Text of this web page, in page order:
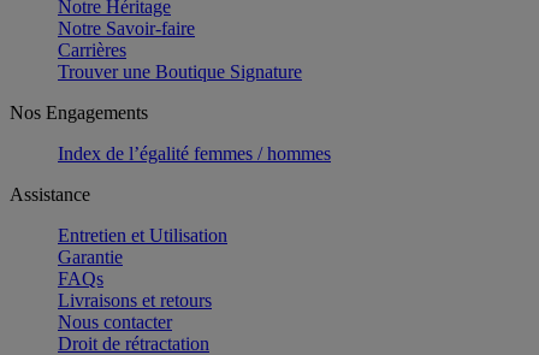
Notre Héritage
Notre Savoir-faire
Carrières
Trouver une Boutique Signature
Nos Engagements
Index de l’égalité femmes / hommes
Assistance
Entretien et Utilisation
Garantie
FAQs
Livraisons et retours
Nous contacter
Droit de rétractation